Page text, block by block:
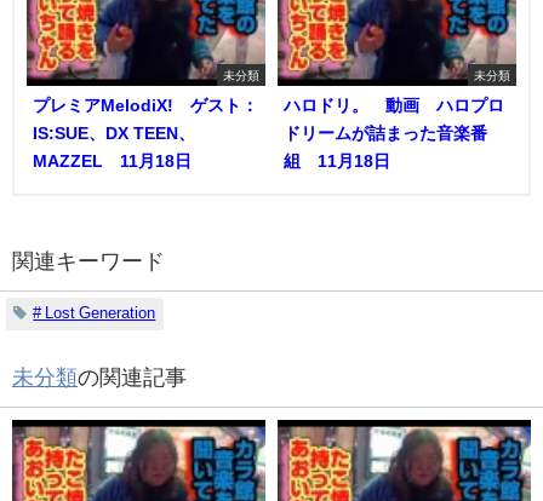
未分類
プレミアMelodiX! ゲスト：
IS:SUE、DX TEEN、
MAZZEL 11月18日
未分類
ハロドリ。 動画 ハロプロ
ドリームが詰まった音楽番
組 11月18日
関連キーワード
# Lost Generation
未分類の関連記事